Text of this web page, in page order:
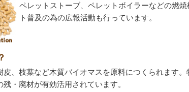
ペレットストーブ、ペレットボイラーなどの燃
ト普及の為の広報活動も行っています。
皮、枝葉など木質バイオマスを原料につくられます
・廃材が有効活用されています。